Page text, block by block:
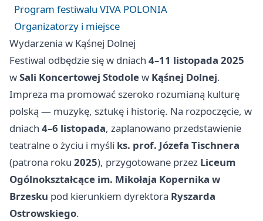
Program festiwalu VIVA POLONIA
Organizatorzy i miejsce
Wydarzenia w Kąśnej Dolnej
Festiwal odbędzie się w dniach 4–11 listopada 2025
wSali Koncertowej Stodolew Kąśnej Dolnej.
Impreza ma promować szeroko rozumianą kulturę
polską — muzykę, sztukę i historię. Na rozpoczęcie, w
dniach 4–6 listopada, zaplanowano przedstawienie
teatralne o życiu i myśli ks. prof. Józefa Tischnera
(patrona roku 2025), przygotowane przez Liceum
Ogólnokształcące im. Mikołaja Kopernika w
Brzesku pod kierunkiem dyrektora Ryszarda
Ostrowskiego.